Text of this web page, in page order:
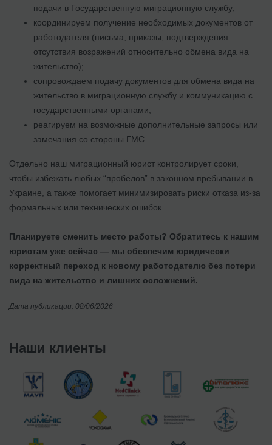
подачи в Государственную миграционную службу;
координируем получение необходимых документов от
работодателя (письма, приказы, подтверждения
отсутствия возражений относительно обмена вида на
жительство);
сопровождаем подачу документов для обмена вида на
жительство в миграционную службу и коммуникацию с
государственными органами;
реагируем на возможные дополнительные запросы или
замечания со стороны ГМС.
Отдельно наш миграционный юрист контролирует сроки,
чтобы избежать любых “пробелов” в законном пребывании в
Украине, а также помогает минимизировать риски отказа из-за
формальных или технических ошибок.
Планируете сменить место работы? Обратитесь к нашим
юристам уже сейчас — мы обеспечим юридически
корректный переход к новому работодателю без потери
вида на жительство и лишних осложнений.
Дата публикации: 08/06/2026
Наши клиенты